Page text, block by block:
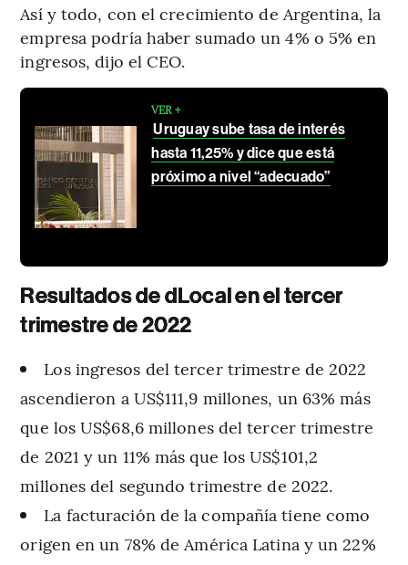
Así y todo, con el crecimiento de Argentina, la
empresa podría haber sumado un 4% o 5% en
ingresos, dijo el CEO.
VER +
Uruguay sube tasa de interés
hasta 11,25% y dice que está
próximo a nivel “adecuado”
Resultados de dLocal en el tercer
trimestre de 2022
Los ingresos del tercer trimestre de 2022
ascendieron a US$111,9 millones, un 63% más
que los US$68,6 millones del tercer trimestre
de 2021 y un 11% más que los US$101,2
millones del segundo trimestre de 2022.
La facturación de la compañía tiene como
origen en un 78% de América Latina y un 22%